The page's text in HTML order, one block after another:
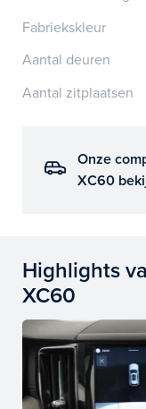
Fabriekskleur
Aantal deuren
Aantal zitplaatsen
Onze
XC60
Highlights
XC60